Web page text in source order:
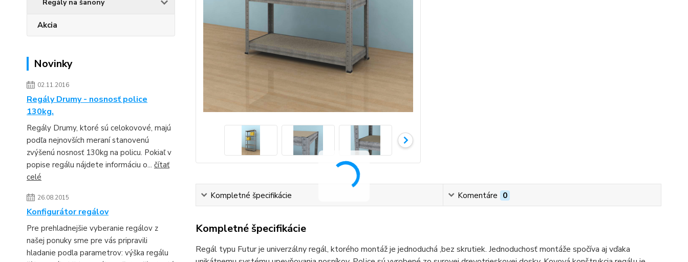
Regály na šanony
Akcia
Novinky
02.11.2016
Regály Drumy - nosnosť police
130kg.
Regály Drumy, ktoré sú celokovové, majú
podľa nejnovších meraní stanovenú
zvýšenú nosnosť 130kg na policu. Pokiaľ v
popise regálu nájdete informáciu o... čítať
celé
26.08.2015
Konfigurátor regálov
Pre prehladnejšie vyberanie regálov z
našej ponuky sme pre vás pripravili
hladanie podla parametrov: výška regálu
Kompletné špecifikácie Komentáre 0
Kompletné špecifikácie
Regál typu Futur je univerzálny regál, ktorého montáž je jednoduchá ,bez skrutiek. Jednoduchosť montáže spočíva aj vďaka